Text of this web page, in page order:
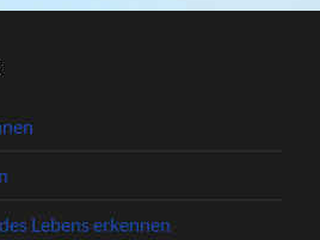
Lebens erkennen